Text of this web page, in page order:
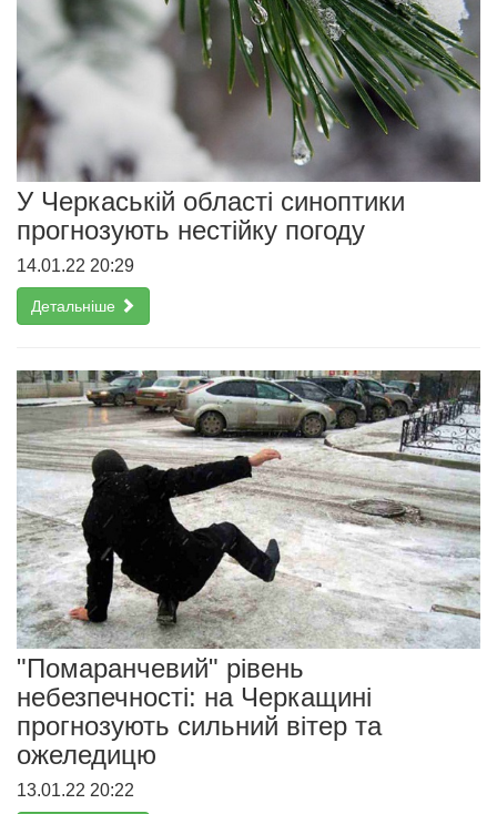
У Черкаській області синоптики
прогнозують нестійку погоду
14.01.22 20:29
Детальніше
"Помаранчевий" рівень
небезпечності: на Черкащині
прогнозують сильний вітер та
ожеледицю
13.01.22 20:22